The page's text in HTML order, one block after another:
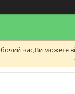
час,Ви можете